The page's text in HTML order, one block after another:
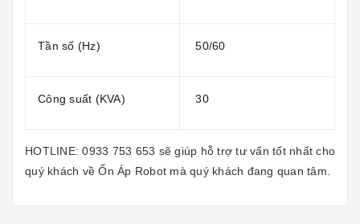
Tần số (Hz) 50/60
Công suất (KVA) 30
HOTLINE: 0933 753 653 sẽ giúp hỗ trợ tư vấn tốt nhất cho
quý khách vềỔn Áp Robot mà quý khách đang quan tâm.